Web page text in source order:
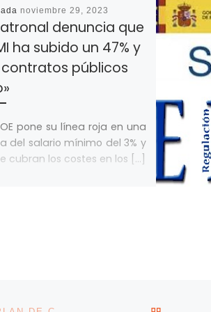
noviembre 29, 2023
denuncia que
ha subido un 47% y
contratos públicos
pone su línea roja en una
del salario mínimo del 3% y
cubran los costes en los […]